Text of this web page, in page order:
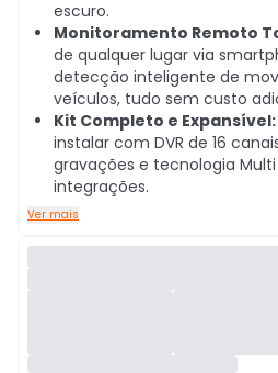
escuro.
Monitoramento Remoto
de qualquer lugar via
detecção inteligente de
veículos, tudo sem custo
Kit Completo e Expansível:
instalar com DVR de 16
gravações e tecnologia
integrações.
Ver mais